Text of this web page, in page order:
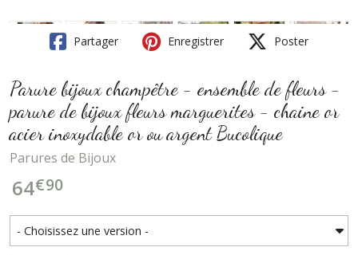
Partager Enregistrer Poster
Parure bijoux champêtre - ensemble de fleurs -
parure de bijoux fleurs marguerites - chaine or
acier inoxydable or ou argent Bucolique
Parures de Bijoux
64€90